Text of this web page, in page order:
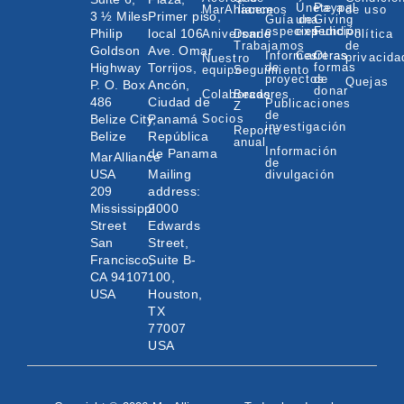
3 ½ Miles
Philip
Goldson
Highway
P. O. Box
486
Belize City,
Belize
MarAlliance
USA
209
Mississippi
Street
San
Francisco,
CA 94107
USA
Primer piso,
local 106
Ave. Omar
Torrijos,
Ancón,
Ciudad de
Panamá
República
de Panama
Mailing
address:
2000
Edwards
Street,
Suite B-
100,
Houston,
TX
77007
USA
MarAlliance
Aniversario
Nuestro
equipo
Colaboradores
Socios
hacemos
Donde
Trabajamos
Seguimiento
Becas
Z
Reporte
anual
Guía de
especies
Informes
de
proyectos
Publicaciones
de
investigación
Información
de
divulgación
Únete a
una
expedición
Carreras
Paypal
Giving
Fund
Otras
formas
de
donar
de uso
Política
de
Quejas